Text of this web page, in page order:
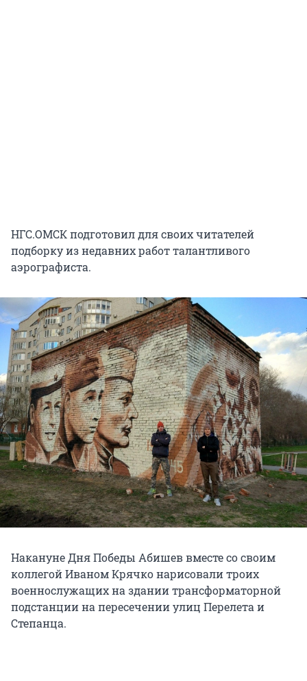
НГС.ОМСК подготовил для своих читателей
подборку из недавних работ талантливого
аэрографиста.
Накануне Дня Победы Абишев вместе со своим
коллегой Иваном Крячко нарисовали троих
военнослужащих на здании трансформаторной
подстанции на пересечении улиц Перелета и
Степанца.